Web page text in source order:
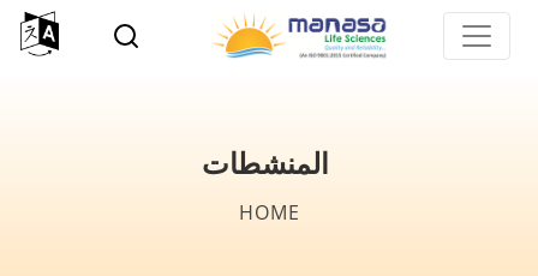
المنشطات
Breadcrumb
HOME